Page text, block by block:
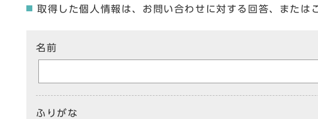
取得した個人情報は、お問い合わせに対する回答、また
名前
ふりがな